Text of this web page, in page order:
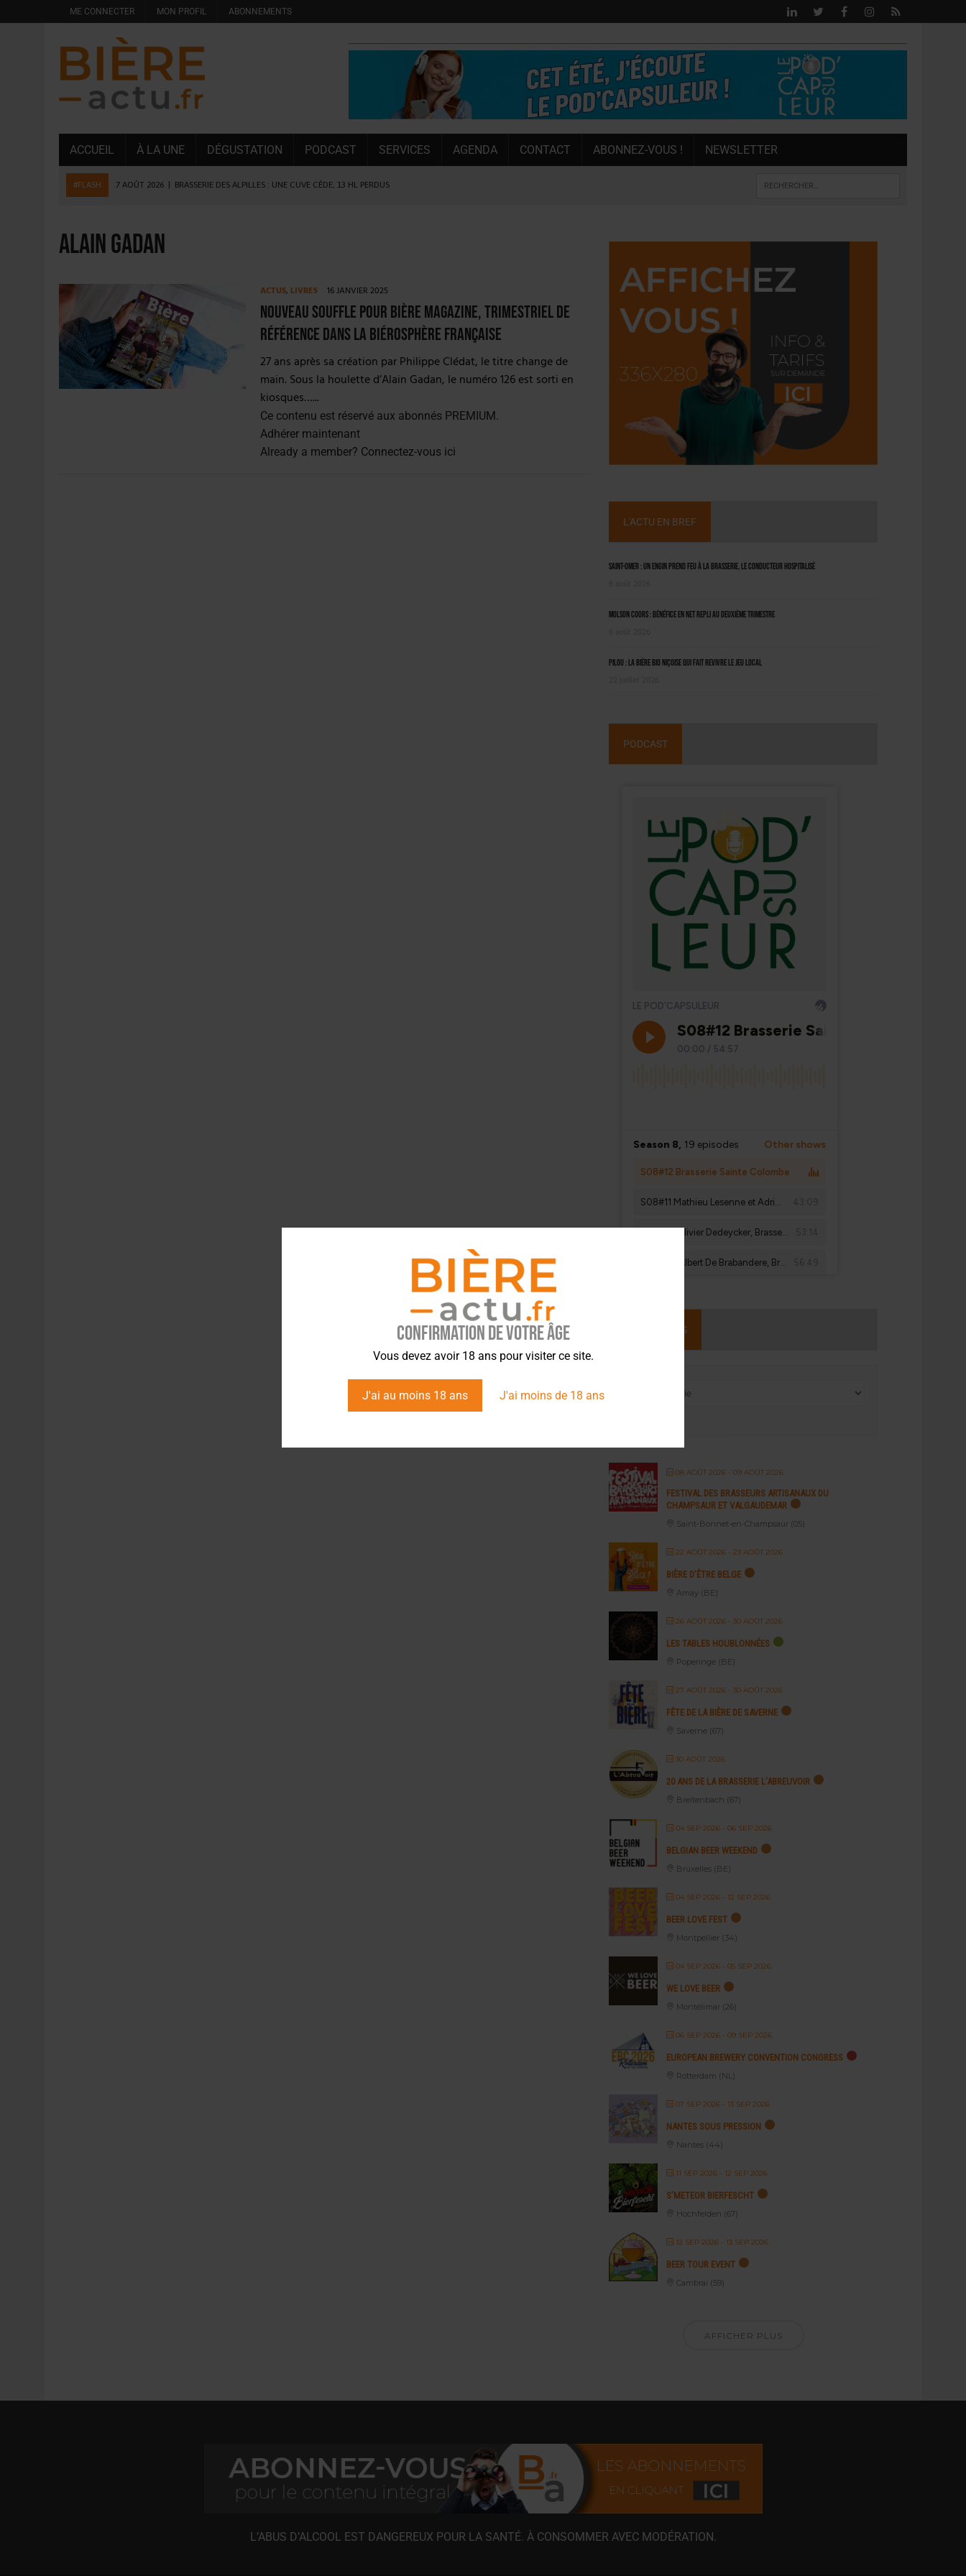
Confirmation de votre âge
Vous devez avoir 18 ans pour visiter ce site.
J'ai au moins 18 ans J'ai moins de 18 ans
ME CONNECTER MON PROFIL ABONNEMENTS
ACCUEIL À LA UNE DÉGUSTATION PODCAST SERVICES AGENDA CONTACT ABONNEZ-VOUS ! NEWSLETTER
#FLASH 7 AOÛT 2026 BRASSERIE DES ALPILLES : UNE CUVE CÈDE, 13 HL PERDUS
6 AOÛT 2026 | SAVERNE : LA FÊTE DE LA BIÈRE SOUFFLE SA 15E BOUGIE
5 AOÛT 2026 HEINEKEN A SUPPRIMÉ 3 000 POSTES AU PREMIER SEMESTRE
| DESPERADOS AVENIDA : 3 INNOVATIONS LATINES DE L’ÉTÉ
4 AOÛT 2026 | LA GÉNÉRATION Z ET LA MODÉRATION RÉINVENTENT LE MARCHÉ [ÉTUDE]
7 AOÛT 2026 | LES EXPORTATIONS DE L’UE CHUTENT DE 11 % EN 2025
Alain Gadan
ACTUS, LIVRES 16 JANVIER 2025
Nouveau souffle pour Bière Magazine, trimestriel de
référence dans la biérosphère française
27 ans après sa création par Philippe Clédat, le titre change de
main. Sous la houlette d’Alain Gadan, le numéro 126 est sorti en
kiosques…...
Ce contenu est réservé aux abonnés PREMIUM.
Adhérer maintenant
Already a member? Connectez-vous ici
L'ACTU EN BREF
Saint-Omer : un engin prend feu à la brasserie, le conducteur hospitalisé
Molson Coors : bénéfice en net repli au deuxième trimestre
Pilou : la bière bio niçoise qui fait revivre le jeu local
PODCAST
ÉVÉNEMENTS
08 AOÛT 2026 - 09 AOÛT 2026
FESTIVAL DES BRASSEURS ARTISANAUX DU
CHAMPSAUR ET VALGAUDEMAR
Saint-Bonnet-en-Champsaur (05)
22 AOÛT 2026 - 23 AOÛT 2026
BIÈRE D’ÊTRE BELGE
Amay (BE)
26 AOÛT 2026 - 30 AOÛT 2026
LES TABLES HOUBLONNÉES
Poperinge (BE)
27 AOÛT 2026 - 30 AOÛT 2026
FÊTE DE LA BIÈRE DE SAVERNE
Saverne (67)
30 AOÛT 2026
20 ANS DE LA BRASSERIE L’ABREUVOIR
Breitenbach (67)
04 SEP 2026 - 06 SEP 2026
BELGIAN BEER WEEKEND
Bruxelles (BE)
04 SEP 2026 - 12 SEP 2026
BEER LOVE FEST
Montpellier (34)
04 SEP 2026 - 05 SEP 2026
WE LOVE BEER
Montélimar (26)
06 SEP 2026 - 09 SEP 2026
EUROPEAN BREWERY CONVENTION CONGRESS
Rotterdam (NL)
07 SEP 2026 - 13 SEP 2026
NANTES SOUS PRESSION
Nantes (44)
11 SEP 2026 - 12 SEP 2026
S’METEOR BIERFESCHT
Hochfelden (67)
12 SEP 2026 - 13 SEP 2026
BEER TOUR EVENT
Cambrai (59)
AFFICHER PLUS
L’ABUS D’ALCOOL EST DANGEREUX POUR LA SANTÉ. À CONSOMMER AVEC MODÉRATION.